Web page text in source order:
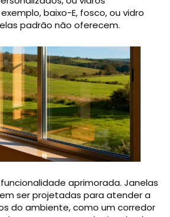
baixo-E, fosco, ou vidro
padrão não oferecem.
aprimorada. Janelas
ser projetadas para atender a
do ambiente, como um corredor